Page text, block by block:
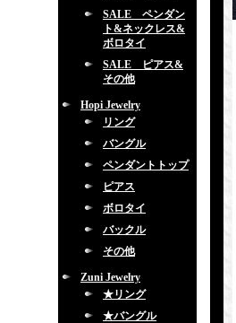
SALE ペンダン
ト&ネックレス&
ボロタイ
SALE ピアス&
その他
Hopi Jewelry
リング
バングル
ペンダントトップ
ピアス
ボロタイ
バックル
その他
Zuni Jewelry
★リング
★バングル